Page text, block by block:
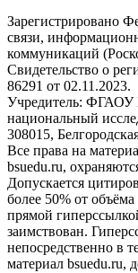
Зарегистрировано
связи,
коммуникаций
Свидетельство о
86291 от 02.11.2023.
Учредитель: ФГАОУ
национальный
308015,
Все права на
bsuedu.ru,
Допускается
более 50% от
прямой
заимствован.
непосредственно в
материал bsuedu.ru,